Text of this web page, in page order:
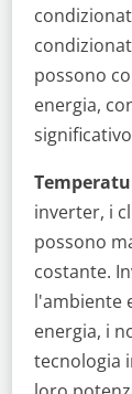
possono
energia,
inverter, i
possono
costante.
l'ambiente
energia, i
tecnologia